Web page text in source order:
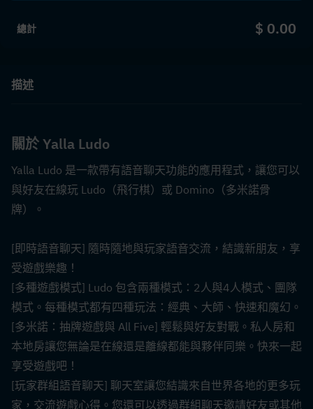
總計 $ 0.00
描述
關於 Yalla Ludo
Yalla Ludo 是一款帶有語音聊天功能的應用程式，讓您可以
與好友在線玩 Ludo（飛行棋）或 Domino（多米諾骨
牌）。
[即時語音聊天] 隨時隨地與玩家語音交流，結識新朋友，享
受遊戲樂趣！
[多種遊戲模式] Ludo 包含兩種模式：2人與4人模式、團隊
模式。每種模式都有四種玩法：經典、大師、快速和魔幻。
[多米諾：抽牌遊戲與 All Five] 輕鬆與好友對戰。私人房和
本地房讓您無論是在線還是離線都能與夥伴同樂。快來一起
享受遊戲吧！
[玩家群組語音聊天] 聊天室讓您結識來自世界各地的更多玩
家，交流遊戲心得。您還可以透過群組聊天邀請好友或其他